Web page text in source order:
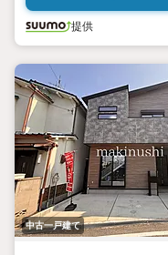
提供
中古一戸建て